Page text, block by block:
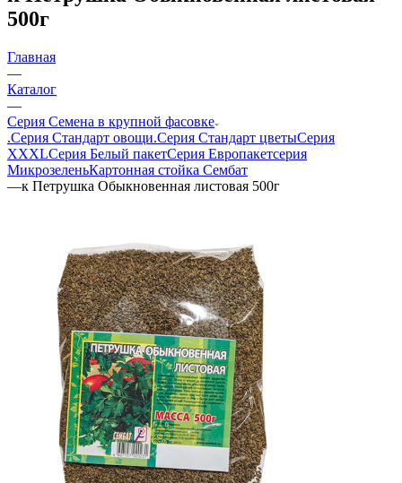
500г
Главная
—
Каталог
—
Серия Семена в крупной фасовке
.Серия Стандарт овощи.Серия Стандарт цветыСерия
XXXLСерия Белый пакетСерия Европакетсерия
МикрозеленьКартонная стойка Сембат
—к Петрушка Обыкновенная листовая 500г